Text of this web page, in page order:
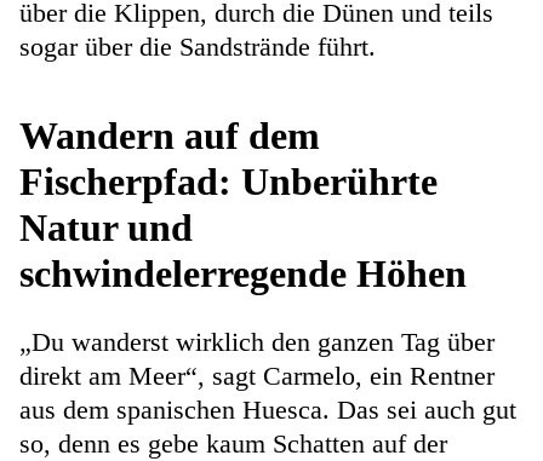
über die Klippen, durch die Dünen und teils
sogar über die Sandstrände führt.
Wandern auf dem
Fischerpfad: Unberührte
Natur und
schwindelerregende Höhen
„Du wanderst wirklich den ganzen Tag über
direkt am Meer“, sagt Carmelo, ein Rentner
aus dem spanischen Huesca. Das sei auch gut
so, denn es gebe kaum Schatten auf der